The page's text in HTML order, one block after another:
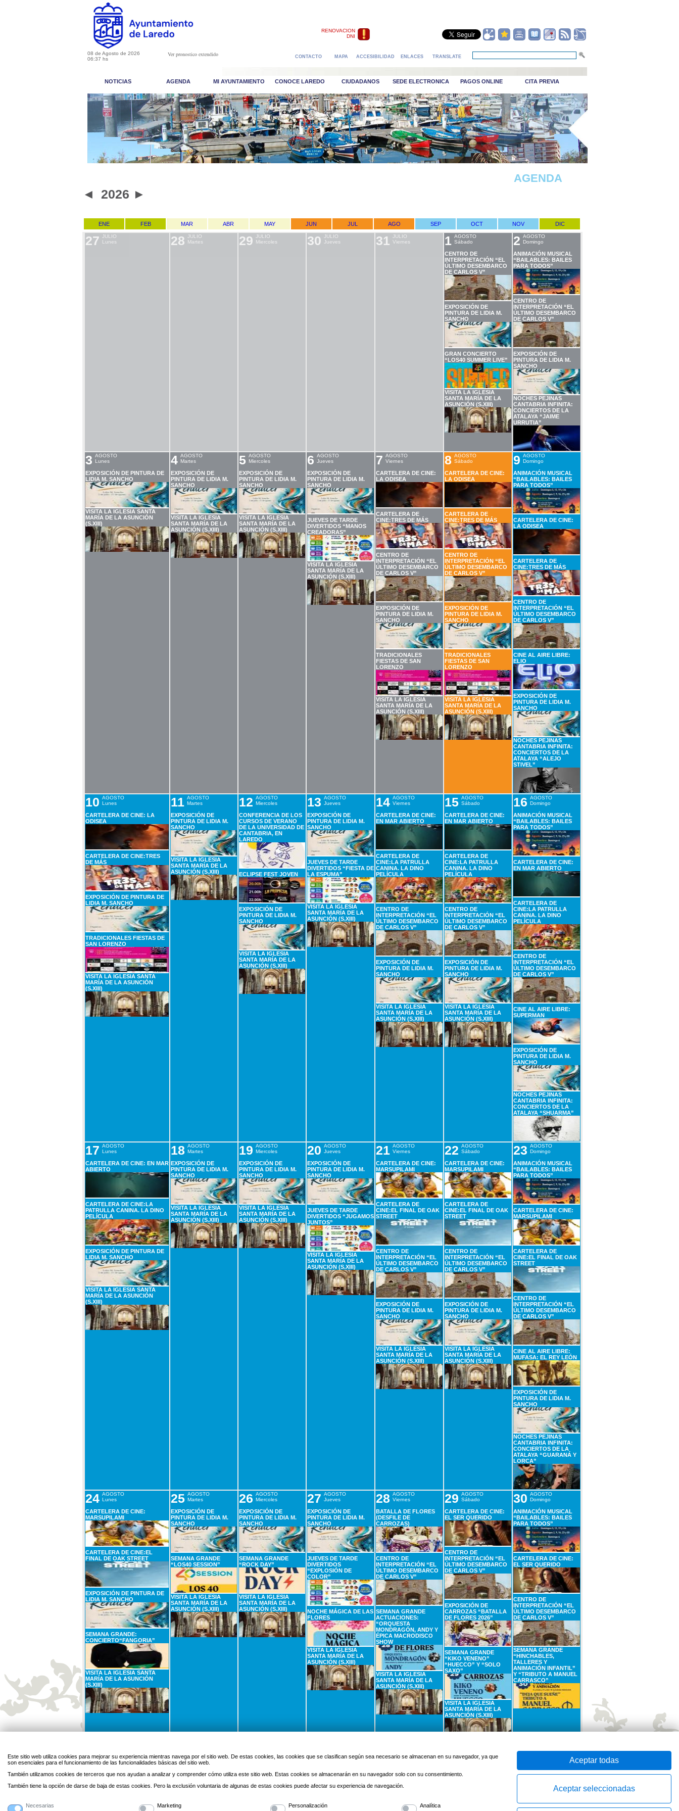
RENOVACION
DNI
08 de Agosto de 2026
06:37 hs
Ver pronostico extendido CONTACTO MAPA ACCESIBILIDAD ENLACES TRANSLATE
NOTICIAS AGENDA MI AYUNTAMIENTO CONOCE LAREDO CIUDADANOS SEDE ELECTRONICA PAGOS ONLINE CITA PREVIA
_Puerto viejo
AGENDA
◄ 2026 ►
ENE FEB MAR ABR MAY JUN JUL AGO SEP OCT NOV DIC
27 JULIO
Lunes
28 JULIO
Martes
29 JULIO
Miercoles
30 JULIO
Jueves
31 JULIO
Viernes
1 AGOSTO
Sábado
CENTRO DE
INTERPRETACIÓN “EL
ÚLTIMO DESEMBARCO
DE CARLOS V”
EXPOSICIÓN DE
PINTURA DE LIDIA M.
SANCHO
GRAN CONCIERTO
“LOS40 SUMMER LIVE”
VISITA LA IGLESIA
SANTA MARÍA DE LA
ASUNCIÓN (S.XIII)
2 AGOSTO
Domingo
ANIMACIÓN MUSICAL
“BAILABLES: BAILES
PARA TODOS”
CENTRO DE
INTERPRETACIÓN “EL
ÚLTIMO DESEMBARCO
DE CARLOS V”
EXPOSICIÓN DE
PINTURA DE LIDIA M.
SANCHO
NOCHES PEJINAS
CANTABRIA INFINITA:
CONCIERTOS DE LA
ATALAYA “JAIME
URRUTIA”
3 AGOSTO
Lunes
EXPOSICIÓN DE PINTURA DE
LIDIA M. SANCHO
VISITA LA IGLESIA SANTA
MARÍA DE LA ASUNCIÓN
(S.XIII)
4 AGOSTO
Martes
EXPOSICIÓN DE
PINTURA DE LIDIA M.
SANCHO
VISITA LA IGLESIA
SANTA MARÍA DE LA
ASUNCIÓN (S.XIII)
5 AGOSTO
Miercoles
EXPOSICIÓN DE
PINTURA DE LIDIA M.
SANCHO
VISITA LA IGLESIA
SANTA MARÍA DE LA
ASUNCIÓN (S.XIII)
6 AGOSTO
Jueves
EXPOSICIÓN DE
PINTURA DE LIDIA M.
SANCHO
JUEVES DE TARDE
DIVERTIDOS “MANOS
CREADORAS”
VISITA LA IGLESIA
SANTA MARÍA DE LA
ASUNCIÓN (S.XIII)
7 AGOSTO
Viernes
CARTELERA DE CINE:
LA ODISEA
CARTELERA DE
CINE:TRES DE MÁS
CENTRO DE
INTERPRETACIÓN “EL
ÚLTIMO DESEMBARCO
DE CARLOS V”
EXPOSICIÓN DE
PINTURA DE LIDIA M.
SANCHO
TRADICIONALES
FIESTAS DE SAN
LORENZO
VISITA LA IGLESIA
SANTA MARÍA DE LA
ASUNCIÓN (S.XIII)
8 AGOSTO
Sábado
CARTELERA DE CINE:
LA ODISEA
CARTELERA DE
CINE:TRES DE MÁS
CENTRO DE
INTERPRETACIÓN “EL
ÚLTIMO DESEMBARCO
DE CARLOS V”
EXPOSICIÓN DE
PINTURA DE LIDIA M.
SANCHO
TRADICIONALES
FIESTAS DE SAN
LORENZO
VISITA LA IGLESIA
SANTA MARÍA DE LA
ASUNCIÓN (S.XIII)
9 AGOSTO
Domingo
ANIMACIÓN MUSICAL
“BAILABLES: BAILES
PARA TODOS”
CARTELERA DE CINE:
LA ODISEA
CARTELERA DE
CINE:TRES DE MÁS
CENTRO DE
INTERPRETACIÓN “EL
ÚLTIMO DESEMBARCO
DE CARLOS V”
CINE AL AIRE LIBRE:
ELIO
EXPOSICIÓN DE
PINTURA DE LIDIA M.
SANCHO
NOCHES PEJINAS
CANTABRIA INFINITA:
CONCIERTOS DE LA
ATALAYA “ALEJO
STIVEL”
10 AGOSTO
Lunes
CARTELERA DE CINE: LA
ODISEA
CARTELERA DE CINE:TRES
DE MÁS
EXPOSICIÓN DE PINTURA DE
LIDIA M. SANCHO
TRADICIONALES FIESTAS DE
SAN LORENZO
VISITA LA IGLESIA SANTA
MARÍA DE LA ASUNCIÓN
(S.XIII)
11 AGOSTO
Martes
EXPOSICIÓN DE
PINTURA DE LIDIA M.
SANCHO
VISITA LA IGLESIA
SANTA MARÍA DE LA
ASUNCIÓN (S.XIII)
12 AGOSTO
Miercoles
CONFERENCIA DE LOS
CURSOS DE VERANO
DE LA UNIVERSIDAD DE
CANTABRIA, EN
LAREDO
ECLIPSE FEST JOVEN
EXPOSICIÓN DE
PINTURA DE LIDIA M.
SANCHO
VISITA LA IGLESIA
SANTA MARÍA DE LA
ASUNCIÓN (S.XIII)
13 AGOSTO
Jueves
EXPOSICIÓN DE
PINTURA DE LIDIA M.
SANCHO
JUEVES DE TARDE
DIVERTIDOS “FIESTA DE
LA ESPUMA”
VISITA LA IGLESIA
SANTA MARÍA DE LA
ASUNCIÓN (S.XIII)
14 AGOSTO
Viernes
CARTELERA DE CINE:
EN MAR ABIERTO
CARTELERA DE
CINE:LA PATRULLA
CANINA. LA DINO
PELÍCULA
CENTRO DE
INTERPRETACIÓN “EL
ÚLTIMO DESEMBARCO
DE CARLOS V”
EXPOSICIÓN DE
PINTURA DE LIDIA M.
SANCHO
VISITA LA IGLESIA
SANTA MARÍA DE LA
ASUNCIÓN (S.XIII)
15 AGOSTO
Sábado
CARTELERA DE CINE:
EN MAR ABIERTO
CARTELERA DE
CINE:LA PATRULLA
CANINA. LA DINO
PELÍCULA
CENTRO DE
INTERPRETACIÓN “EL
ÚLTIMO DESEMBARCO
DE CARLOS V”
EXPOSICIÓN DE
PINTURA DE LIDIA M.
SANCHO
VISITA LA IGLESIA
SANTA MARÍA DE LA
ASUNCIÓN (S.XIII)
16 AGOSTO
Domingo
ANIMACIÓN MUSICAL
“BAILABLES: BAILES
PARA TODOS”
CARTELERA DE CINE:
EN MAR ABIERTO
CARTELERA DE
CINE:LA PATRULLA
CANINA. LA DINO
PELÍCULA
CENTRO DE
INTERPRETACIÓN “EL
ÚLTIMO DESEMBARCO
DE CARLOS V”
CINE AL AIRE LIBRE:
SUPERMAN
EXPOSICIÓN DE
PINTURA DE LIDIA M.
SANCHO
NOCHES PEJINAS
CANTABRIA INFINITA:
CONCIERTOS DE LA
ATALAYA “SHUARMA”
17 AGOSTO
Lunes
CARTELERA DE CINE: EN MAR
ABIERTO
CARTELERA DE CINE:LA
PATRULLA CANINA. LA DINO
PELÍCULA
EXPOSICIÓN DE PINTURA DE
LIDIA M. SANCHO
VISITA LA IGLESIA SANTA
MARÍA DE LA ASUNCIÓN
(S.XIII)
18 AGOSTO
Martes
EXPOSICIÓN DE
PINTURA DE LIDIA M.
SANCHO
VISITA LA IGLESIA
SANTA MARÍA DE LA
ASUNCIÓN (S.XIII)
19 AGOSTO
Miercoles
EXPOSICIÓN DE
PINTURA DE LIDIA M.
SANCHO
VISITA LA IGLESIA
SANTA MARÍA DE LA
ASUNCIÓN (S.XIII)
20 AGOSTO
Jueves
EXPOSICIÓN DE
PINTURA DE LIDIA M.
SANCHO
JUEVES DE TARDE
DIVERTIDOS “JUGAMOS
JUNTOS”
VISITA LA IGLESIA
SANTA MARÍA DE LA
ASUNCIÓN (S.XIII)
21 AGOSTO
Viernes
CARTELERA DE CINE:
MARSUPILAMI
CARTELERA DE
CINE:EL FINAL DE OAK
STREET
CENTRO DE
INTERPRETACIÓN “EL
ÚLTIMO DESEMBARCO
DE CARLOS V”
EXPOSICIÓN DE
PINTURA DE LIDIA M.
SANCHO
VISITA LA IGLESIA
SANTA MARÍA DE LA
ASUNCIÓN (S.XIII)
22 AGOSTO
Sábado
CARTELERA DE CINE:
MARSUPILAMI
CARTELERA DE
CINE:EL FINAL DE OAK
STREET
CENTRO DE
INTERPRETACIÓN “EL
ÚLTIMO DESEMBARCO
DE CARLOS V”
EXPOSICIÓN DE
PINTURA DE LIDIA M.
SANCHO
VISITA LA IGLESIA
SANTA MARÍA DE LA
ASUNCIÓN (S.XIII)
23 AGOSTO
Domingo
ANIMACIÓN MUSICAL
“BAILABLES: BAILES
PARA TODOS”
CARTELERA DE CINE:
MARSUPILAMI
CARTELERA DE
CINE:EL FINAL DE OAK
STREET
CENTRO DE
INTERPRETACIÓN “EL
ÚLTIMO DESEMBARCO
DE CARLOS V”
CINE AL AIRE LIBRE:
MUFASA: EL REY LEÓN
EXPOSICIÓN DE
PINTURA DE LIDIA M.
SANCHO
NOCHES PEJINAS
CANTABRIA INFINITA:
CONCIERTOS DE LA
ATALAYA “GUARANÁ Y
LORCA”
24 AGOSTO
Lunes
CARTELERA DE CINE:
MARSUPILAMI
CARTELERA DE CINE:EL
FINAL DE OAK STREET
EXPOSICIÓN DE PINTURA DE
LIDIA M. SANCHO
SEMANA GRANDE:
CONCIERTO“FANGORIA”
VISITA LA IGLESIA SANTA
MARÍA DE LA ASUNCIÓN
(S.XIII)
25 AGOSTO
Martes
EXPOSICIÓN DE
PINTURA DE LIDIA M.
SANCHO
SEMANA GRANDE
“LOS40 SESSION”
VISITA LA IGLESIA
SANTA MARÍA DE LA
ASUNCIÓN (S.XIII)
26 AGOSTO
Miercoles
EXPOSICIÓN DE
PINTURA DE LIDIA M.
SANCHO
SEMANA GRANDE
“ROCK DAY”
VISITA LA IGLESIA
SANTA MARÍA DE LA
ASUNCIÓN (S.XIII)
27 AGOSTO
Jueves
EXPOSICIÓN DE
PINTURA DE LIDIA M.
SANCHO
JUEVES DE TARDE
DIVERTIDOS
“EXPLOSIÓN DE
COLOR”
NOCHE MÁGICA DE LAS
FLORES
VISITA LA IGLESIA
SANTA MARÍA DE LA
ASUNCIÓN (S.XIII)
28 AGOSTO
Viernes
BATALLA DE FLORES
(DESFILE DE
CARROZAS)
CENTRO DE
INTERPRETACIÓN “EL
ÚLTIMO DESEMBARCO
DE CARLOS V”
SEMANA GRANDE
ACTUACIONES:
“ORQUESTA
MONDRAGÓN, ANDY Y
ÉPICA MACRODISCO
SHOW
VISITA LA IGLESIA
SANTA MARÍA DE LA
ASUNCIÓN (S.XIII)
29 AGOSTO
Sábado
CARTELERA DE CINE:
EL SER QUERIDO
CENTRO DE
INTERPRETACIÓN “EL
ÚLTIMO DESEMBARCO
DE CARLOS V”
EXPOSICIÓN DE
CARROZAS “BATALLA
DE FLORES 2026”
SEMANA GRANDE
“KIKO VENENO”
“HUECCO” Y “SOLO
SAXO”
VISITA LA IGLESIA
SANTA MARÍA DE LA
ASUNCIÓN (S.XIII)
30 AGOSTO
Domingo
ANIMACIÓN MUSICAL
“BAILABLES: BAILES
PARA TODOS”
CARTELERA DE CINE:
EL SER QUERIDO
CENTRO DE
INTERPRETACIÓN “EL
ÚLTIMO DESEMBARCO
DE CARLOS V”
SEMANA GRANDE
“HINCHABLES,
TALLERES Y
ANIMACIÓN INFANTIL”
Y “TRIBUTO A MANUEL
CARRASCO”
31
CARTELERA DE CINE: EL SER
1 2
Miercoles
3
Jueves
4
Viernes
5 6
Este sitio web utiliza cookies para mejorar su experiencia mientras navega por el sitio web. De estas cookies, las cookies que se clasifican según sea necesario se almacenan en su navegador, ya que
son esenciales para el funcionamiento de las funcionalidades básicas del sitio web.
También utilizamos cookies de terceros que nos ayudan a analizar y comprender cómo utiliza este sitio web. Estas cookies se almacenarán en su navegador solo con su consentimiento.
También tiene la opción de darse de baja de estas cookies. Pero la exclusión voluntaria de algunas de estas cookies puede afectar su experiencia de navegación.
Necesarias Marketing Personalización Analítica
Aceptar todas
Aceptar seleccionadas